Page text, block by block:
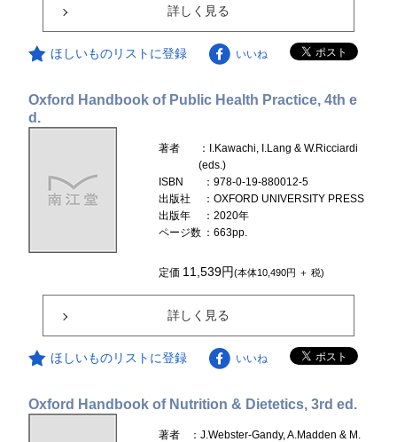
詳しく見る
ほしいものリストに登録 いいね
Oxford Handbook of Public Health Practice, 4th e
d.
著者
：I.Kawachi, I.Lang & W.Ricciardi
(eds.)
ISBN
：978-0-19-880012-5
出版社
：OXFORD UNIVERSITY PRESS
出版年
：2020年
ページ数 ：663pp.
定価 11,539円(本体10,490円 ＋ 税)
詳しく見る
ほしいものリストに登録 いいね
Oxford Handbook of Nutrition & Dietetics, 3rd ed.
著者
：J.Webster-Gandy, A.Madden & M.